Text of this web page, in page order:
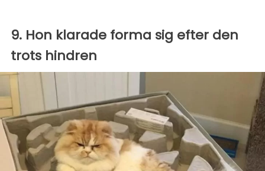
9. Hon klarade forma sig efter den
trots hindren